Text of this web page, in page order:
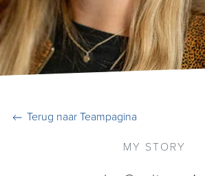
Terug naar Teampagina
MY STORY